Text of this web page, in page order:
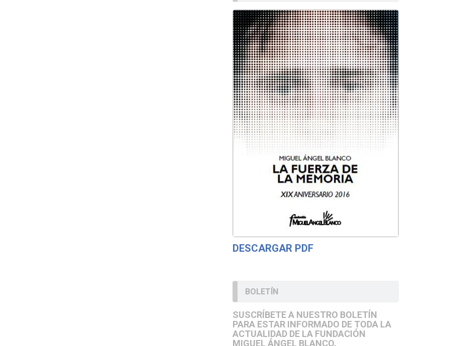
DESCARGAR PDF
BOLETÍN
SUSCRÍBETE A NUESTRO BOLETÍN
PARA ESTAR INFORMADO DE TODA LA
ACTUALIDAD DE LA FUNDACIÓN
MIGUEL ÁNGEL BLANCO.